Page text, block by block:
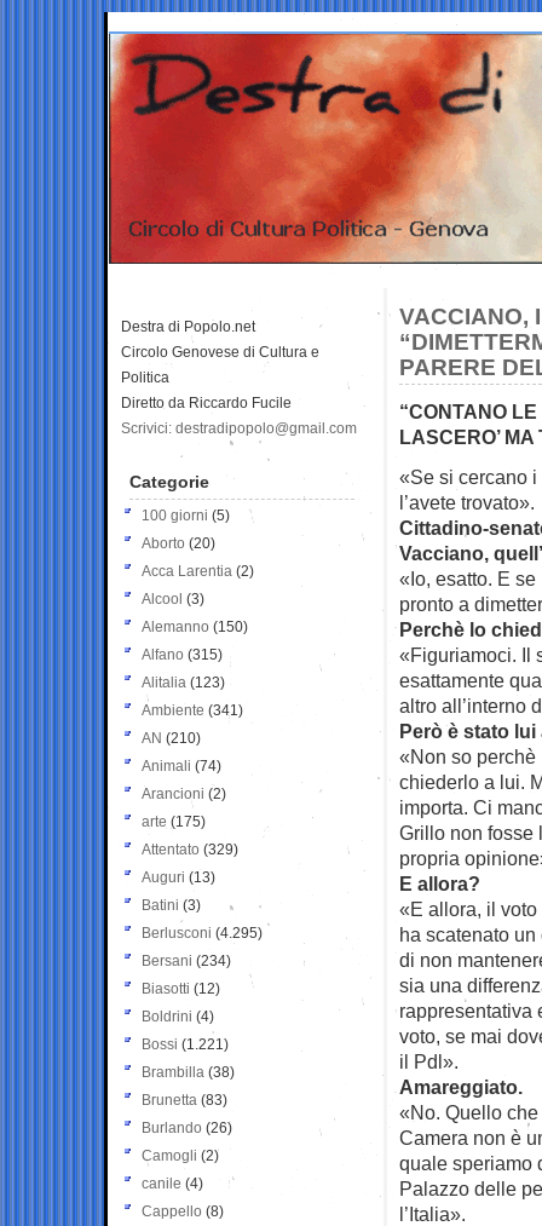
VACCIANO,
PARERE
“CONTANO
LASCERO’
«Se si cercano
l’avete trovato».
Cittadino-
Vacciano,
«Io, esatto. E
pronto a
Perchè lo
«Figuriamoci. Il
esattamente
altro all’interno
Però è stato
«Non so perchè
chiederlo a lui.
importa. Ci
Grillo non fosse
propria
E allora?
«E allora, il
ha scatenato
di non
sia una
rappresentativa
voto, se mai
il Pdl».
Amareggiato.
«No. Quello
Camera non è
quale speriamo
Palazzo delle
l’Italia».
Destra di Popolo.net
Circolo Genovese di Cultura e
Politica
Diretto da Riccardo Fucile
Scrivici: destradipopolo@gmail.com
Categorie
100 giorni (5)
Aborto (20)
Acca Larentia (2)
Alcool (3)
Alemanno (150)
Alfano (315)
Alitalia (123)
Ambiente (341)
AN (210)
Animali (74)
Arancioni (2)
arte (175)
Attentato (329)
Auguri (13)
Batini (3)
Berlusconi (4.295)
Bersani (234)
Biasotti (12)
Boldrini (4)
Bossi (1.221)
Brambilla (38)
Brunetta (83)
Burlando (26)
Camogli (2)
canile (4)
Cappello (8)